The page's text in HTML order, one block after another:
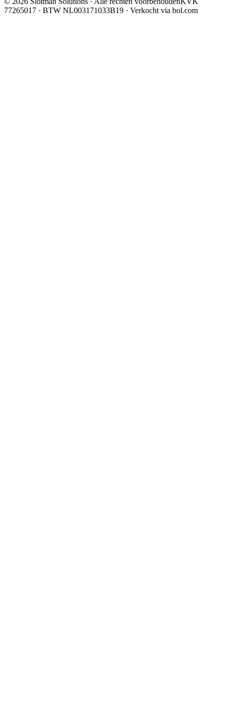
77265017 · BTW NL003171033B19 · Verkocht via bol.com